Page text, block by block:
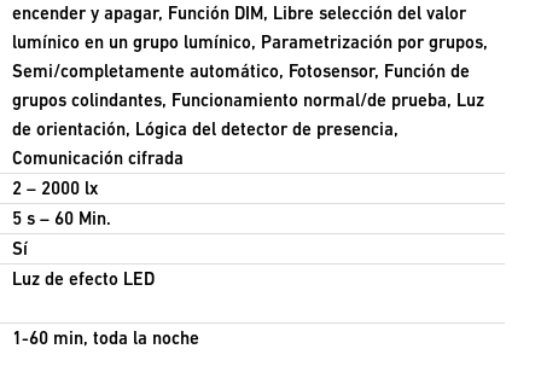
encender y apagar, Función DIM, Libre selección del valor
lumínico en un grupo lumínico, Parametrización por grupos,
Semi/completamente automático, Fotosensor, Función de
grupos colindantes, Funcionamiento normal/de prueba, Luz
de orientación, Lógica del detector de presencia,
Comunicación cifrada
2 – 2000 lx
5 s – 60 Min.
Sí
Luz de efecto LED
1-60 min, toda la noche